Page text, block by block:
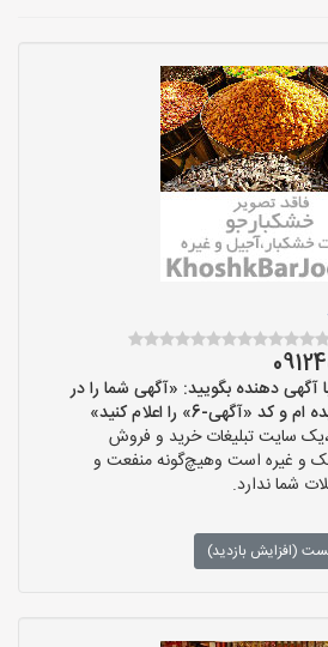
آگهی دهنده بگویید: «آگهی شما را در
6» را اعلام کنید»
سایت تبلیغات خرید و فروش
و غیره است وهیچ‌گونه منفعت و
شما ندارد.
(افزایش بازدید)